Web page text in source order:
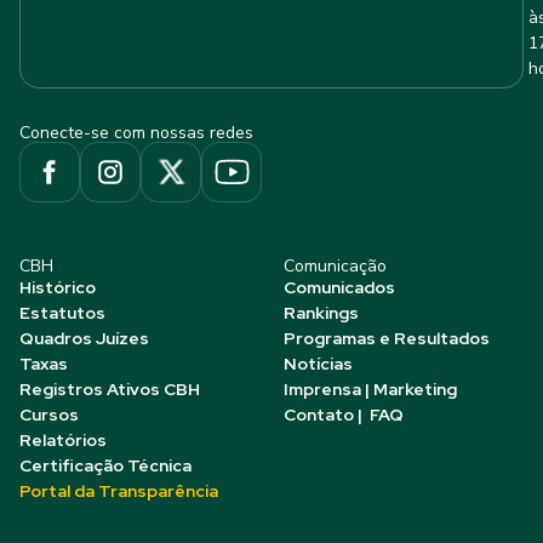
Conecte-se com nossas redes
CBH
Histórico
Estatutos
Quadros Juízes
Taxas
Registros Ativos CBH
Cursos
Relatórios
Certificação Técnica
Portal da Transparência
Comunicação
Comunicados
Rankings
Programas e Resultados
Notícias
Imprensa | Marketing
Contato | FAQ